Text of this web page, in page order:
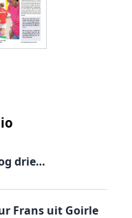
drie…
Frans uit Goirle